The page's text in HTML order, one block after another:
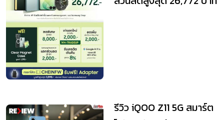
รีวิว iQOO Z11 5G สมาร์ต